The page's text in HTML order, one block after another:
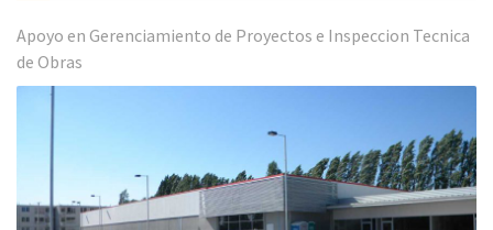
Apoyo en Gerenciamiento de Proyectos e Inspeccion Tecnica
de Obras